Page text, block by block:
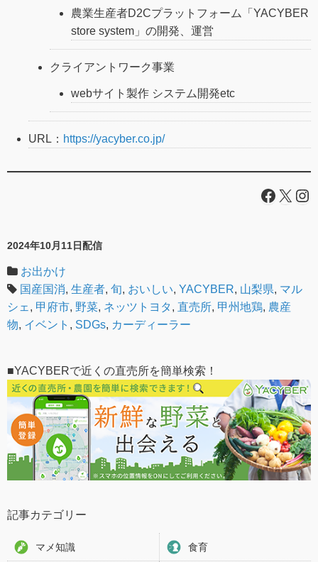
農業生産者D2Cプラットフォーム「YACYBER
store system」の開発、運営
クライアントワーク事業
webサイト製作 システム開発etc
URL： https://yacyber.co.jp/
X
2024年10月11日配信
お出かけ
国産国消, 生産者, 旬, おいしい, YACYBER, 山梨県, マル
シェ, 甲府市, 野菜, ネッツトヨタ, 直売所, 甲州地鶏, 農産
物, イベント , SDGs, カーディーラー
■YACYBERで近くの直売所を簡単検索！
記事カテゴリー
マメ知識 食育